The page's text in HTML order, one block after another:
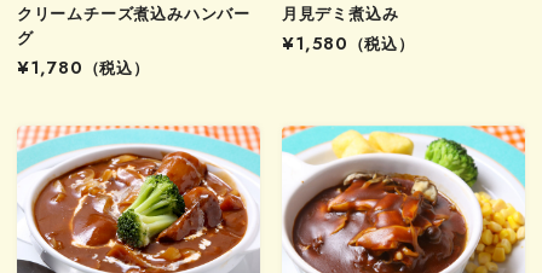
クリームチーズ煮込みハンバー
グ
¥1,780
（税込）
月見デミ煮込み
¥1,580
（税込）